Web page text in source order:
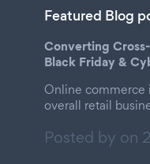
Featured Blog
Converting
Black Friday &
Online commerce
overall retail
Posted by on